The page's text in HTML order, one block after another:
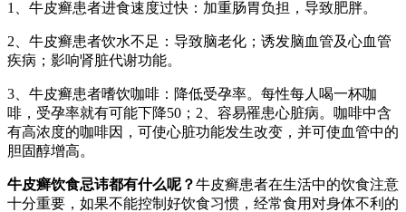
1、牛皮癣患者进食速度过快：加重肠胃负担，导致肥胖。
2、牛皮癣患者饮水不足：导致脑老化；诱发脑血管及心血管
疾病；影响肾脏代谢功能。
3、牛皮癣患者嗜饮咖啡：降低受孕率。每性每人喝一杯咖
啡，受孕率就有可能下降50；2、容易罹患心脏病。咖啡中含
有高浓度的咖啡因，可使心脏功能发生改变，并可使血管中的
胆固醇增高。
牛皮癣饮食忌讳都有什么呢？牛皮癣患者在生活中的饮食注意
十分重要，如果不能控制好饮食习惯，经常食用对身体不利的